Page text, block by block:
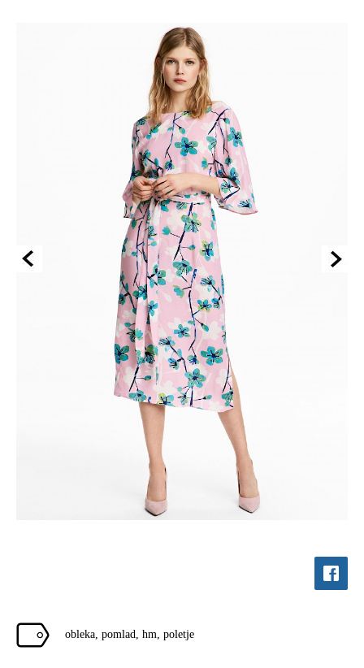
obleka, pomlad, hm, poletje